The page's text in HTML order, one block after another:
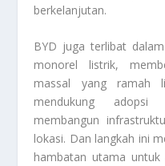
berkelanjutan.
BYD juga terlibat
monorel listrik,
massal yang ramah
mendukung adopsi
membangun
lokasi. Dan langkah ini
hambatan utama